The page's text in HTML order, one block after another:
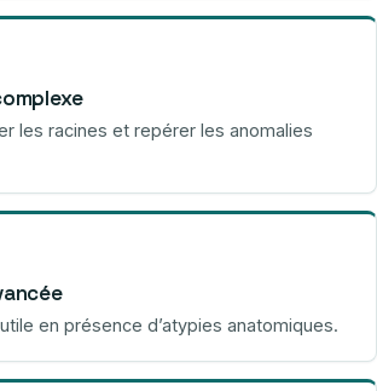
les racines et repérer les anomalies
en présence d’atypies anatomiques.